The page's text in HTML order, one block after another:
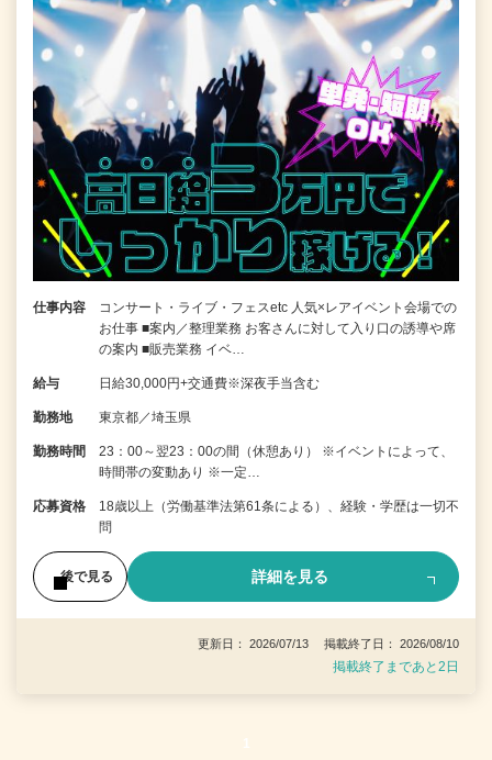
仕事内容
コンサート・ライブ・フェスetc 人気×レアイベント会場での
お仕事 ■案内／整理業務 お客さんに対して入り口の誘導や席
の案内 ■販売業務 イベ…
給与 日給30,000円+交通費※深夜手当含む
勤務地 東京都／埼玉県
勤務時間
23：00～翌23：00の間（休憩あり） ※イベントによって、
時間帯の変動あり ※一定…
応募資格
18歳以上（労働基準法第61条による）、経験・学歴は一切不
問
後で見る 詳細を見る
更新日： 2026/07/13 掲載終了日： 2026/08/10
掲載終了まであと2日
1